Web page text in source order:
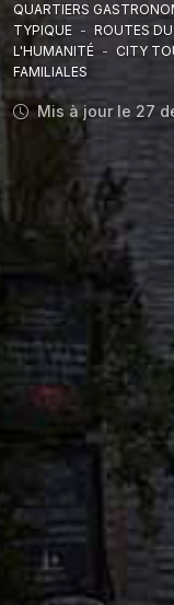
QUARTIERS
TYPIQUE - ROUTES
L'HUMANITÉ - CITY
FAMILIALES
Mis à jour le 27